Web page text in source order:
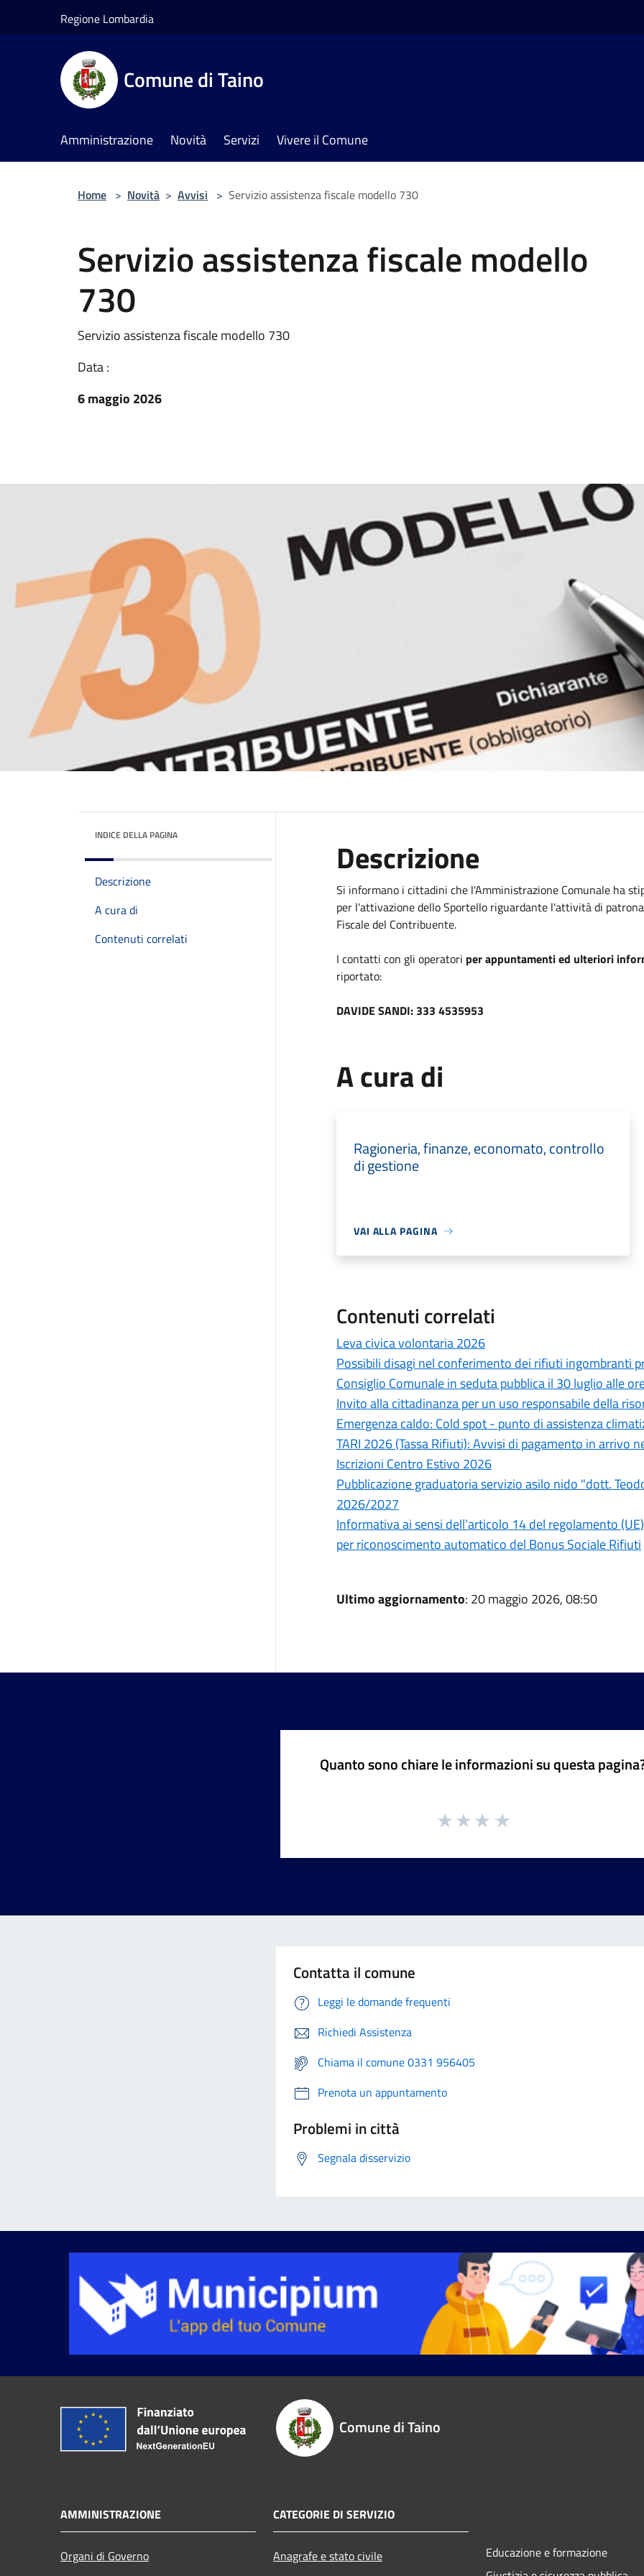
Regione Lombardia
Comune di Taino
Amministrazione Novità Servizi Vivere il Comune
Home > Novità > Avvisi > Servizio assistenza fiscale modello 730
Servizio assistenza fiscale modello
730
Servizio assistenza fiscale modello 730
Data :
6 maggio 2026
INDICE DELLA PAGINA
Descrizione
A cura di
Contenuti correlati
Descrizione
Si informano i cittadini che l'Amministrazione Comunale ha
per l'attivazione dello Sportello riguardante l'attività di
Fiscale del Contribuente.
I contatti con gli operatori per appuntamenti ed ulteriori
riportato:
DAVIDE SANDI: 333 4535953
A cura di
Ragioneria, finanze, economato, controllo
di gestione
VAI ALLA PAGINA
Contenuti correlati
Leva civica volontaria 2026
Possibili disagi nel conferimento dei rifiuti ingombranti
Consiglio Comunale in seduta pubblica il 30 luglio alle
Invito alla cittadinanza per un uso responsabile della
Emergenza caldo: Cold spot - punto di assistenza
TARI 2026 (Tassa Rifiuti): Avvisi di pagamento in arrivo
Iscrizioni Centro Estivo 2026
Pubblicazione graduatoria servizio asilo nido "dott.
2026/2027
Informativa ai sensi dell’articolo 14 del regolamento
per riconoscimento automatico del Bonus Sociale Rifiuti
Ultimo aggiornamento: 20 maggio 2026, 08:50
Quanto sono chiare le informazioni su questa
Contatta il comune
Leggi le domande frequenti
Richiedi Assistenza
Chiama il comune 0331 956405
Prenota un appuntamento
Problemi in città
Segnala disservizio
Comune di Taino
AMMINISTRAZIONE
Organi di Governo
CATEGORIE DI SERVIZIO
Anagrafe e stato civile
Educazione e formazione